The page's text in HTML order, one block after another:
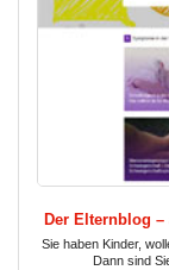
Der Elternblog
Sie haben Kinder,
Dann sind